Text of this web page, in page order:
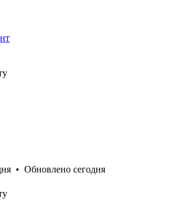
• Обновлено сегодня